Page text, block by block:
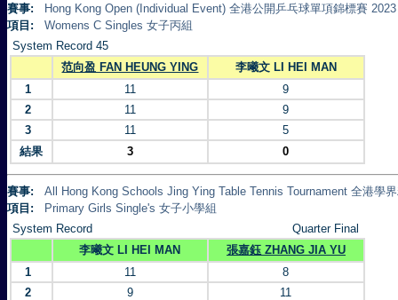
賽事:
Hong Kong Open (Individual Event) 全港公開乒乓球單項錦標賽 2023
項目:
Womens C Singles 女子丙組
System Record 45
范向盈 FAN HEUNG YING
李曦文 LI HEI MAN
1
11
9
2
11
9
3
11
5
結果
3 0
賽事:
All Hong Kong Schools Jing Ying Table Tennis Tournament 全港學
項目:
Primary Girls Single's 女子小學組
System Record
Quarter Final
李曦文 LI HEI MAN
張嘉鈺 ZHANG JIA YU
1
11
8
2
9
11